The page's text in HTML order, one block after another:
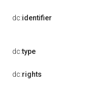
dc:identifier
dc:type
dc:rights